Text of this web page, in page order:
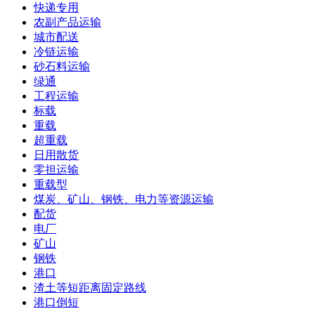
快递专用
农副产品运输
城市配送
冷链运输
砂石料运输
绿通
工程运输
标载
重载
超重载
日用散货
零担运输
重载型
煤炭、矿山、钢铁、电力等资源运输
配货
电厂
矿山
钢铁
港口
渣土等短距离固定路线
港口倒短